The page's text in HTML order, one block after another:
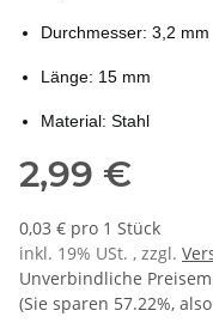
Durchmesser: 3,2 mm
Länge: 15 mm
Material: Stahl
2,99 €
0,03 € pro 1 Stück
inkl. 19% USt. , zzgl.
Unverbindliche
(Sie sparen 57.22%, also